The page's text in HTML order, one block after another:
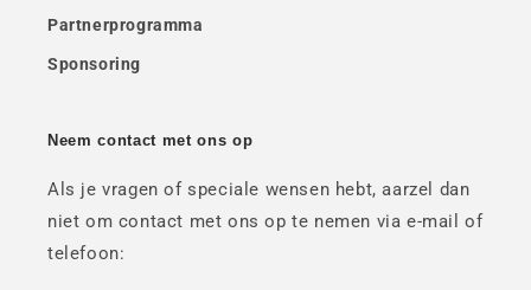
Partnerprogramma
Sponsoring
Neem contact met ons op
Als je vragen of speciale wensen hebt, aarzel dan
niet om contact met ons op te nemen via e-mail of
telefoon: